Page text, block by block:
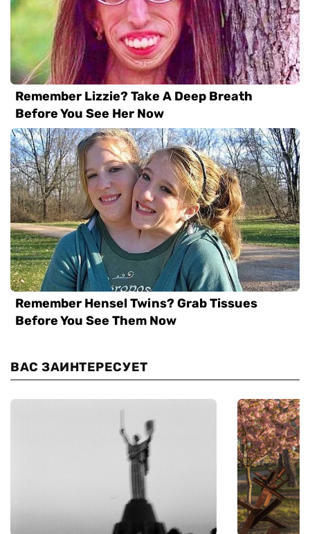
ВАС ЗАИНТЕРЕСУЕТ